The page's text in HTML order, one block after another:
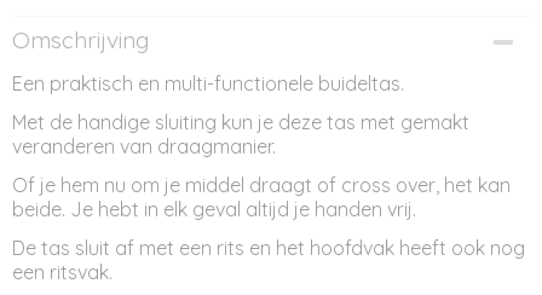
Productcode
ST11846
Omschrijving
Een praktisch en multi-functionele buideltas.
Met de handige sluiting kun je deze tas met gemakt
veranderen van draagmanier.
Of je hem nu om je middel draagt of cross over, het kan
beide. Je hebt in elk geval altijd je handen vrij.
De tas sluit af met een rits en het hoofdvak heeft ook nog
een ritsvak.